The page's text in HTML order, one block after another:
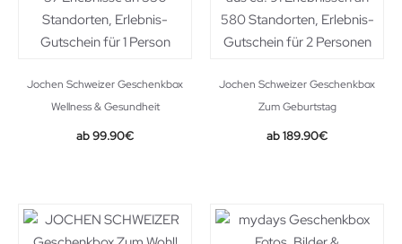
Jochen Schweizer Geschenkbox
Wellness & Gesundheit
99.90€
Jochen Schweizer Geschenkbox
Zum Geburtstag
189.90€